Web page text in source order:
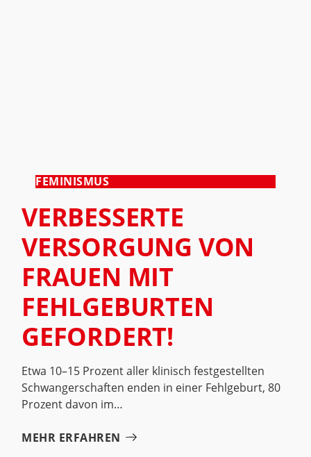
FEMINISMUS
VERBESSERTE
VERSORGUNG VON
FRAUEN MIT
FEHLGEBURTEN
GEFORDERT!
Etwa 10–15 Prozent aller klinisch festgestellten
Schwangerschaften enden in einer Fehlgeburt, 80
Prozent davon im
MEHR ERFAHREN